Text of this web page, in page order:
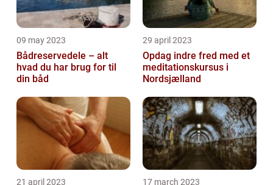
09 may 2023
Bådreservedele – alt
hvad du har brug for til
din båd
29 april 2023
Opdag indre fred med et
meditationskursus i
Nordsjælland
21 april 2023 17 march 2023